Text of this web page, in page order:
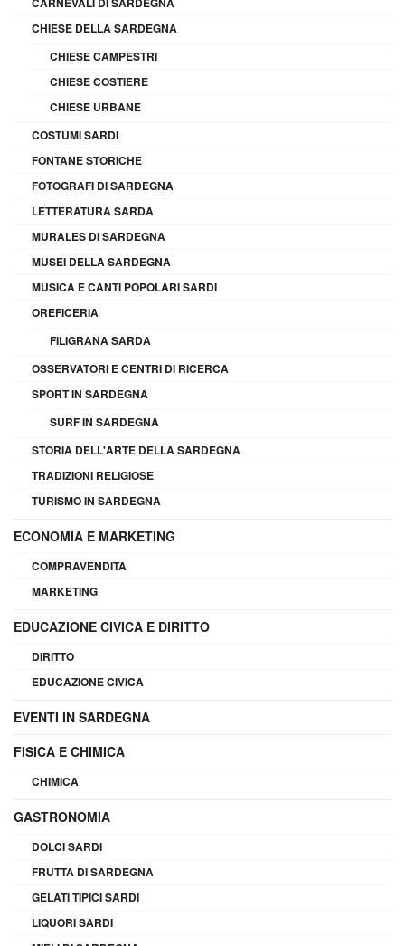
CHIESE DELLA SARDEGNA
CHIESE CAMPESTRI
CHIESE COSTIERE
CHIESE URBANE
COSTUMI SARDI
FONTANE STORICHE
FOTOGRAFI DI SARDEGNA
LETTERATURA SARDA
MURALES DI SARDEGNA
MUSEI DELLA SARDEGNA
MUSICA E CANTI POPOLARI SARDI
OREFICERIA
FILIGRANA SARDA
OSSERVATORI E CENTRI DI RICERCA
SPORT IN SARDEGNA
SURF IN SARDEGNA
STORIA DELL'ARTE DELLA SARDEGNA
TRADIZIONI RELIGIOSE
TURISMO IN SARDEGNA
ECONOMIA E MARKETING
COMPRAVENDITA
MARKETING
EDUCAZIONE CIVICA E DIRITTO
DIRITTO
EDUCAZIONE CIVICA
EVENTI IN SARDEGNA
FISICA E CHIMICA
CHIMICA
GASTRONOMIA
DOLCI SARDI
FRUTTA DI SARDEGNA
GELATI TIPICI SARDI
LIQUORI SARDI